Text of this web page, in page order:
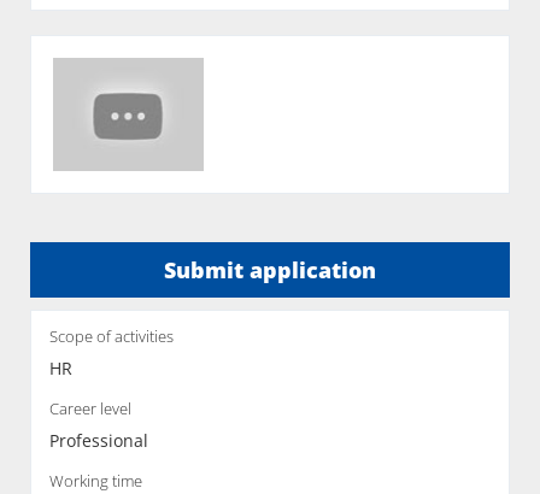
Submit application
Scope of activities
HR
Career level
Professional
Working time